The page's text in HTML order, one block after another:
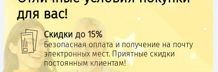
для вас!
Скидки до 15%
Безопасная оплата и получение на почту
электронных мест. Приятные скидки
постоянным клиентам!